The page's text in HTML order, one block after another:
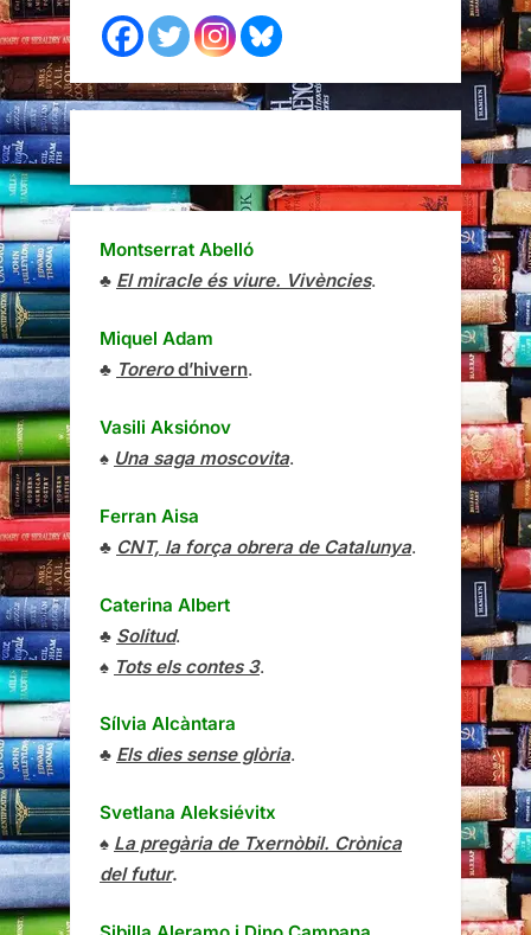
Montserrat Abelló
♣ El miracle és viure. Vivències.
Miquel Adam
♣ Torerod’hivern.
Vasili Aksiónov
♠ Una saga moscovita.
Ferran Aisa
♣ CNT, la força obrera de Catalunya.
Caterina Albert
♣ Solitud.
♠ Tots els contes 3.
Sílvia Alcàntara
♣ Els dies sense glòria.
Svetlana Aleksiévitx
♠ La pregària de Txernòbil. Crònica
del futur.